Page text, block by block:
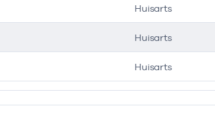
Huisarts
Huisarts
Huisarts